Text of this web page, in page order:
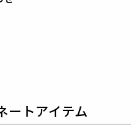
する、高いデザイン性と
者全てに高揚感と優越感
ートアイテム